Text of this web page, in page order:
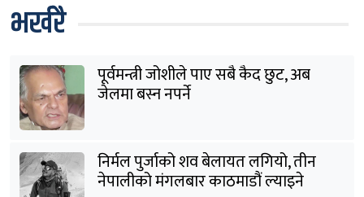
भर्खरै
पूर्वमन्त्री जोशीले पाए सबै कैद छुट, अब
जेलमा बस्न नपर्ने
निर्मल पुर्जाको शव बेलायत लगियो, तीन
नेपालीको मंगलबार काठमाडौं ल्याइने